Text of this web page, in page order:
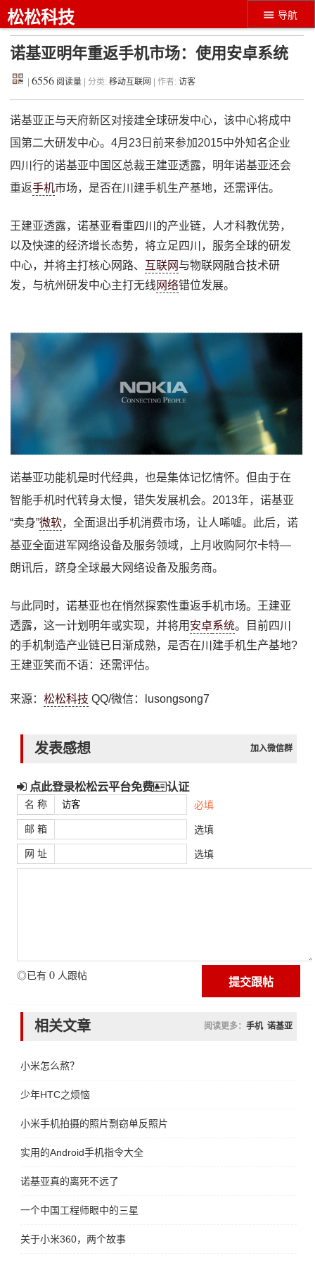
导航
松松科技
诺基亚明年重返手机市场：使用安卓系统
|6556 阅读量 | 分类:移动互联网 | 作者:访客
诺基亚正与天府新区对接建全球研发中心，该中心将成中
国第二大研发中心。4月23日前来参加2015中外知名企业
四川行的诺基亚中国区总裁王建亚透露，明年诺基亚还会
重返手机市场，是否在川建手机生产基地，还需评估。
王建亚透露，诺基亚看重四川的产业链，人才科教优势，
以及快速的经济增长态势，将立足四川，服务全球的研发
中心，并将主打核心网路、 互联网 与物联网融合技术研
发，与杭州研发中心主打无线 网络错位发展。
诺基亚功能机是时代经典，也是集体记忆情怀。但由于在
智能手机时代转身太慢，错失发展机会。2013年，诺基亚
“卖身”微软，全面退出手机消费市场，让人唏嘘。此后，诺
基亚全面进军网络设备及服务领域，上月收购阿尔卡特—
朗讯后，跻身全球最大网络设备及服务商。
与此同时，诺基亚也在悄然探索性重返手机市场。王建亚
透露，这一计划明年或实现，并将用 安卓系统。目前四川
的手机制造产业链已日渐成熟，是否在川建手机生产基地?
王建亚笑而不语：还需评估。
来源：松松科技 QQ/微信：lusongsong7
发表感想 加入微信群
点此登录松松云平台免费 认证
名 称 必填
邮 箱 选填
网 址 选填
◎已有 0 人跟帖
相关文章 阅读更多： 手机 诺基亚
小米怎么熬？
少年HTC之烦恼
小米手机拍摄的照片剽窃单反照片
实用的Android手机指令大全
诺基亚真的离死不远了
一个中国工程师眼中的三星
关于小米360，两个故事